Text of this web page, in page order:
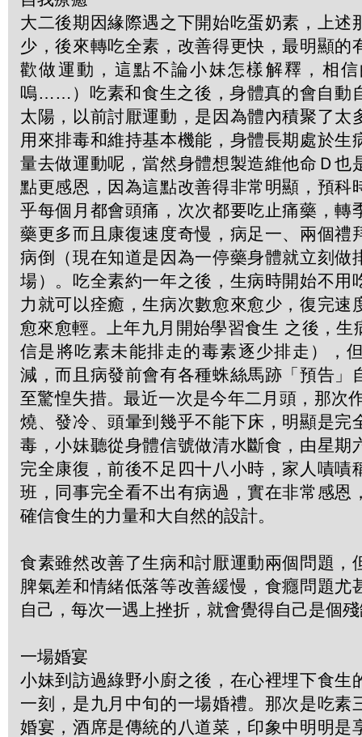
大二後期因緣際遇之下開始吃蛋奶素，上述
少，後來轉吃全素，改善得更快，最明顯的
歡做運動，這點不論小妹怎樣解釋，相
嗚……）吃素和食生之後，身體真的會自動
太陽，以前討厭運動，是因為體內積聚了太
用來排毒和維持基本機能，身體長期處於生
量去做運動呢，當然身體想製造維他命Ｄ也
點更感恩，因為這點改善得非常明顯，預科
乎每個月都會頭痛，次次都要吃止痛藥，轉
藥更多而且康復速度奇慢，病足一、兩個禮
病倒（現在知道是因為一停藥身體就立刻做
場）。吃全素約一年之後，生病時開始不用
力就可以痊癒，生病次數愈來愈少，復完速
愈來愈輕。上年九月開始學習食生 之後，生
信是將吃素未能排走的毒素逐少排走），
減，而且病發前會有各種蛛絲馬跡「預告」
至驚惶失措。最近一次是今年二月頭，那次
燒、發冷、頭暈到幾乎不能下床，明顯是完
毒，小妹聽從身體信號做清水斷食，由星期
完全康復，前後不足四十八小時，家人嘖嘖
班，同事完全看不出有病過，實在非常感恩
確信食生的力量和大自然的設計。
食素雖然改善了生病和討厭運動兩個問題，
脾氣差和情緒低落等改善緩慢，食癮問題尤
自己，每次一遇上挫折，就會覺得自己是個
一場婚宴
小妹到訪過綠野小廚之後，在心裡埋下食生
一刻，是九月中旬的一場婚禮。那次是吃素
婚宴，酒席是傳統的八道菜，印象中明明是